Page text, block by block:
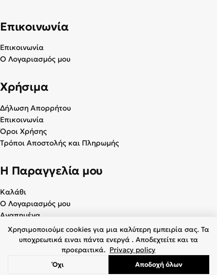
Επικοινωνία
Επικοινωνία
Ο Λογαριασμός μου
Χρήσιμα
Δήλωση Απορρήτου
Επικοινωνία
Όροι Χρήσης
Τρόποι Αποστολής και Πληρωμής
Η Παραγγελία μου
Καλάθι
Ο Λογαριασμός μου
Αγαπημένα
© 2026 Γυναικεία & Ανδρικά Παπούτσια - BagiotaShoes.gr. Με
επιφύλαξη παντός δικαιώματος.
Χρησιμοποιούμε cookies για μια καλύτερη εμπειρία σας. Τα
υποχρεωτικά ειναι πάντα ενεργά . Αποδεχτείτε και τα
προεραιτικά. Privacy policy
Όχι Αποδοχή όλων